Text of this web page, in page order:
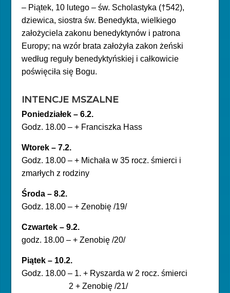
– Piątek, 10 lutego – św. Scholastyka (†542),
dziewica, siostra św. Benedykta, wielkiego
założyciela zakonu benedyktynów i patrona
Europy; na wzór brata założyła zakon żeński
według reguły benedyktyńskiej i całkowicie
poświęciła się Bogu.
INTENCJE MSZALNE
Poniedziałek – 6.2.
Godz. 18.00 – + Franciszka Hass
Wtorek – 7.2.
Godz. 18.00 – + Michała w 35 rocz. śmierci i
zmarłych z rodziny
Środa – 8.2.
Godz. 18.00 – + Zenobię /19/
Czwartek – 9.2.
godz. 18.00 – + Zenobię /20/
Piątek – 10.2.
Godz. 18.00 – 1. + Ryszarda w 2 rocz. śmierci
2 + Zenobię /21/